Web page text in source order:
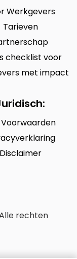
Werkgevers
Tarieven
checklist voor
met impact
Voorwaarden
Disclaimer
rechten